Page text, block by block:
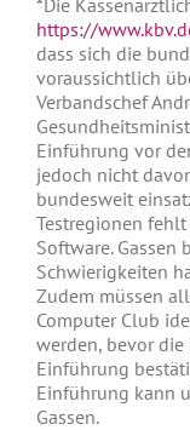
https://
dass sich die
voraussichtlich
Verbandschef
Einführung vor
jedoch nicht
bundesweit
Testregionen
Software. Gassen
Schwierigkeiten
Zudem müssen
Computer Club
werden, bevor
Einführung
Einführung kann
Gassen.